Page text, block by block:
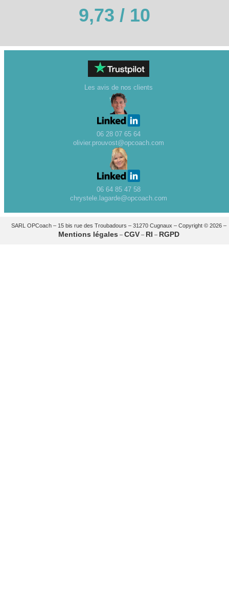
9,73 / 10
Les avis de nos clients
06 28 07 65 64
olivier.prouvost@opcoach.com
06 64 85 47 58
chrystele.lagarde@opcoach.com
SARL OPCoach – 15 bis rue des Troubadours – 31270 Cugnaux – Copyright © 2026 –
Mentions légales – CGV– RI – RGPD